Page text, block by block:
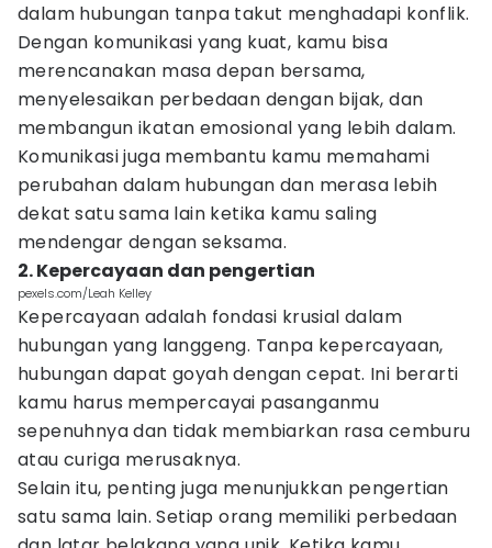
dalam hubungan tanpa takut menghadapi konflik.
Dengan komunikasi yang kuat, kamu bisa
merencanakan masa depan bersama,
menyelesaikan perbedaan dengan bijak, dan
membangun ikatan emosional yang lebih dalam.
Komunikasi juga membantu kamu memahami
perubahan dalam hubungan dan merasa lebih
dekat satu sama lain ketika kamu saling
mendengar dengan seksama.
2. Kepercayaan dan pengertian
pexels.com/Leah Kelley
Kepercayaan adalah fondasi krusial dalam
hubungan yang langgeng. Tanpa kepercayaan,
hubungan dapat goyah dengan cepat. Ini berarti
kamu harus mempercayai pasanganmu
sepenuhnya dan tidak membiarkan rasa cemburu
atau curiga merusaknya.
Selain itu, penting juga menunjukkan pengertian
satu sama lain. Setiap orang memiliki perbedaan